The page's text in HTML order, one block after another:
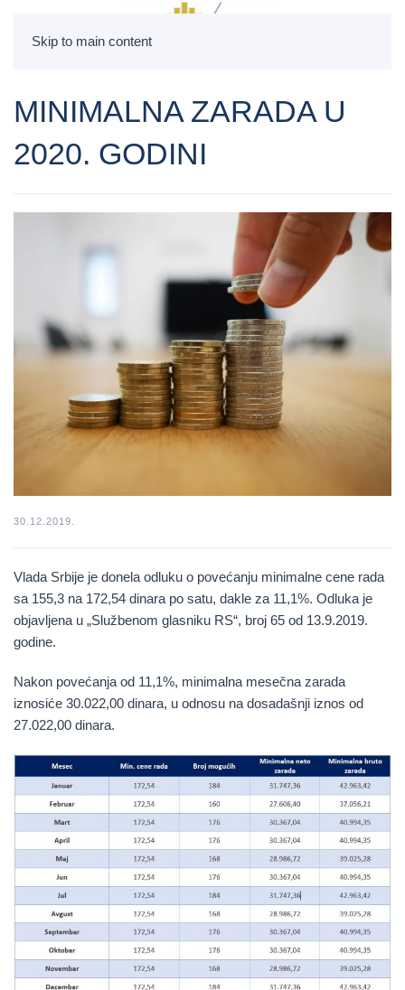
Skip to main content
MINIMALNA ZARADA U
2020. GODINI
30.12.2019.
Vlada Srbije je donela odluku o povećanju minimalne cene rada
sa 155,3 na 172,54 dinara po satu, dakle za 11,1%. Odluka je
objavljena u „Službenom glasniku RS“, broj 65 od 13.9.2019.
godine.
Nakon povećanja od 11,1%, minimalna mesečna zarada
iznosiće 30.022,00 dinara, u odnosu na dosadašnji iznos od
27.022,00 dinara.